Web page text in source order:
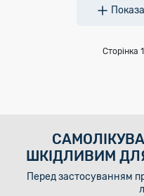
Сторінка 1
ШКІДЛИВИМ
Перед застосуванням